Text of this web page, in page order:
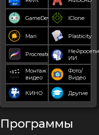
GameDev IClone
Mari Plasticity
Procreate
Нейросети
ИИ
Монтаж
видео
Фото/
Видео
КИНО Другие
Программы